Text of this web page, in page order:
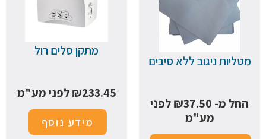
מטליות ניגוב ללא סיבים
החל מ- ₪37.50
לפני
מע"מ
מתקן סלים רול
₪233.45 לפני מע"מ
מידע נוסף